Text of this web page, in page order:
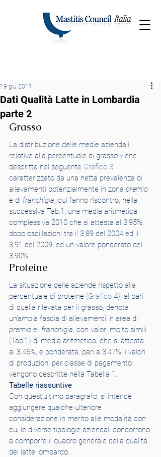
Dati Qualità Latte in Lombardia
parte 2
19 giu 2011
Grasso
La distribuzione delle medie aziendali
relative alla percentuale di grasso viene
descritta nel seguente Grafico 3,
caratterizzato da una netta prevalenza di
allevamenti potenzialmente in zona premio
e di franchigia, cui fanno riscontro, nella
successiva Tab.1, una media aritmetica
complessiva 2010 che si attesta al 3.95%,
dopo oscillazioni tra il 3,89 del 2004 ed il
3,91 del 2009, ed un valore ponderato del
3.90%.
Proteine
La situazione delle aziende rispetto alla
percentuale di proteine (Grafico 4), al pari
di quella rilevata per il grasso, denota
un’ampia fascia di allevamenti in area di
premio e franchigia, con valori molto simili
(Tab.1) di media aritmetica, che si attesta
al 3.46%, e ponderata, pari a 3.47%, i valori
di produzioni per classe di pagamento
vengono descritte nella Tabella 1.
Tabelle riassuntive
Con quest’ultimo paragrafo, si intende
aggiungere qualche ulteriore
considerazione in merito alle modalità con
cui le diverse tipologie aziendali concorrono
a comporre il quadro generale della qualità
del latte lombardo.